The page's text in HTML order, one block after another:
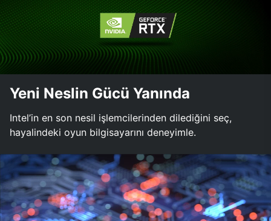
Yeni Neslin Gücü Yanında
Intel’in en son nesil işlemcilerinden dilediğini seç,
hayalindeki oyun bilgisayarını deneyimle.